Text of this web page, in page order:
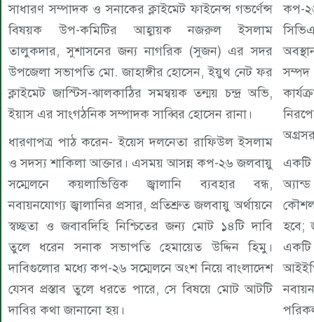
সাধারণ সম্পাদক ও সনাকের ক্লাইমেট ফাইনেন্স গভর্ণেন্স
বিষয়ক উপ-কমিটির আহ্বায়ক নজরুল ইসলাম
তালুকদার, সুশাসনের জন্য নাগরিক (সুজন) এর সদর
উপজেলা সভাপতি মো. জাহাঙ্গীর হোসেন, ইয়ুথ নেট ফর
ক্লাইমেট জাস্টিস-ঝালকাঠির সমন্বয়ক তন্ময় চন্দ্র অভি,
ইয়াস এর সাংগঠনিক সম্পাদক সাব্বির হোসেন রানা।
ধারণাপত্র পাঠ করেন- ইয়েস দলনেতা রাফিউল ইসলাম
ও সদস্য শাকিলা আক্তার। এসময় আসন্ন কপ-২৬ জলবায়ু
সম্মেলনে কয়লাভিত্তিক জ্বালানি ব্যবহার বন্ধ,
নবায়নযোগ্য জ্বালানির প্রসার, প্রতিশ্রুত জলবায়ু অর্থায়নে
স্বচ্ছতা ও জবাবদিহি নিশ্চিতের জন্য মোট ১৪টি দাবি
তুলে ধরেন সনাক সভাপতি হেমায়েত উদ্দিন হিমু।
দাবিগুলোর মধ্যে কপ-২৬ সম্মেলনে অংশ নিয়ে বাংলাদেশ
যেসব প্রস্তাব তুলে ধরতে পারে, সে বিষয়ে মোট আটটি
দাবির কথা জানানো হয়।
কপ-
সম্পদ
একটি
হবে;
একটি